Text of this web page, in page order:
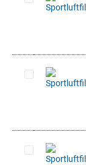
Artikel
Artikel